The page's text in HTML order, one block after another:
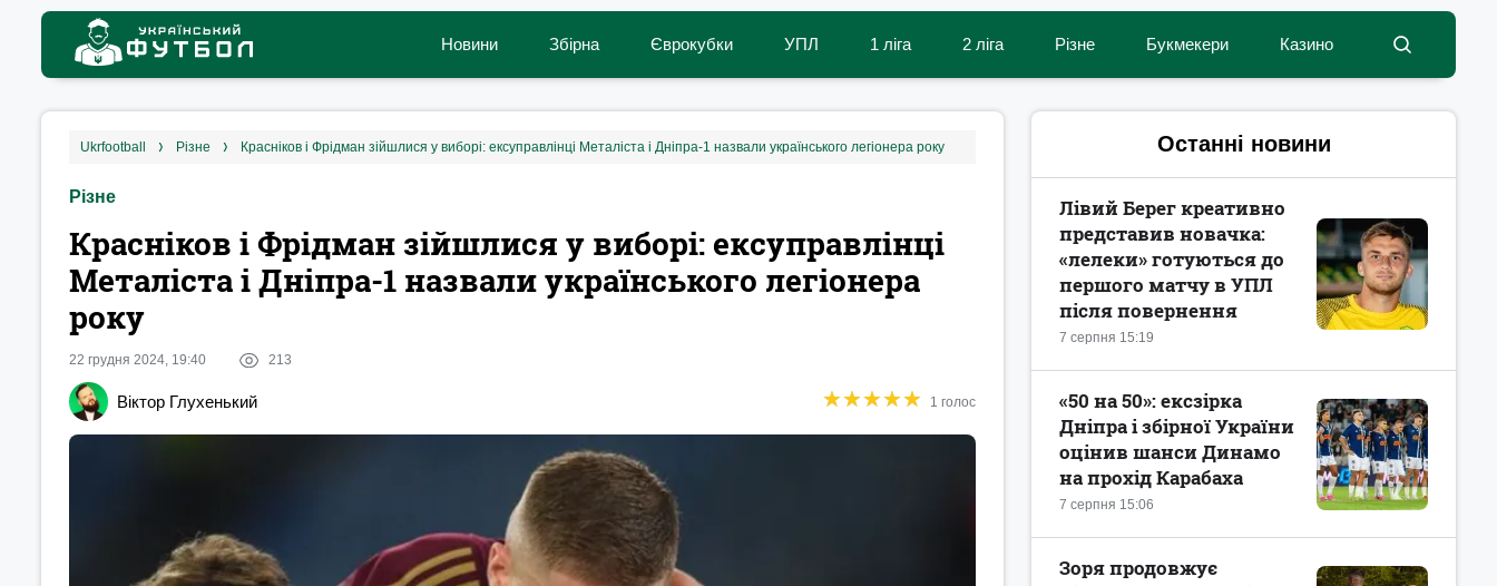
Новини Збірна Єврокубки УПЛ 1 ліга 2 ліга Різне Букмекери Казино
ukrfootball різне Красніков і Фрідман зійшлися у виборі: ексуправлінці Металіста і Дніпра-1 назвали українського легіонера року
Різне
Красніков і Фрідман зійшлися у виборі: ексуправлінці
Металіста і Дніпра-1 назвали українського легіонера
року
22 грудня 2024, 19:40 213
Віктор Глухенький ★★★★★
★★★★★ 1 голос
Останні новини
7 серпня 15:19
Лівий Берег креативно
представив новачка:
«лелеки» готуються до
першого матчу в УПЛ
після повернення
7 серпня 15:06
«50 на 50»: ексзірка
Дніпра і збірної України
оцінив шанси Динамо
на прохід Карабаха
Зоря продовжує